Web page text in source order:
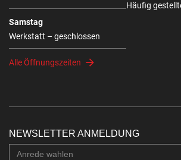
Samstag
Werkstatt – geschlossen
Alle Öffnungszeiten
Häufig
NEWSLETTER ANMELDUNG
Anrede wahlen